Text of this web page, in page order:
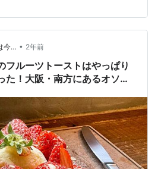
一郎 - Google マップ外観は
店ある？』って感じでしたが、安
です（笑）内観写真なくって、す
洒落な空間が広がってました
今… • 2年前
フルーツトーストはやっぱり
た！大阪・南方にあるオソラ